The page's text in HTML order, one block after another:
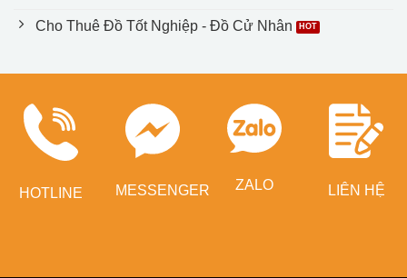
Cho Thuê Đồ Tốt Nghiệp - Đồ Cử Nhân
HOTLINE MESSENGER ZALO LIÊN HỆ